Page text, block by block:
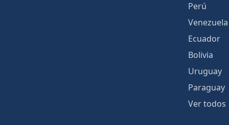
Perú
Venezuela
Ecuador
Bolivia
Uruguay
Paraguay
Ver todos